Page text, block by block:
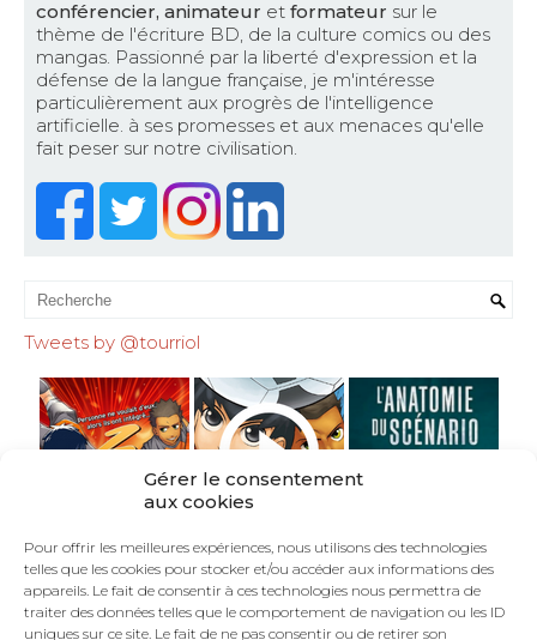
Gérer le consentement
aux cookies
Pour offrir les meilleures expériences, nous utilisons des technologies
telles que les cookies pour stocker et/ou accéder aux informations des
appareils. Le fait de consentir à ces technologies nous permettra de
traiter des données telles que le comportement de navigation ou les ID
uniques sur ce site. Le fait de ne pas consentir ou de retirer son
conférencier, animateur et formateur sur le
thème de l'écriture BD, de la culture comics ou des
mangas. Passionné par la liberté d'expression et la
défense de la langue française, je m'intéresse
particulièrement aux progrès de l'intelligence
artificielle. à ses promesses et aux menaces qu'elle
fait peser sur notre civilisation.
Tweets by @tourriol